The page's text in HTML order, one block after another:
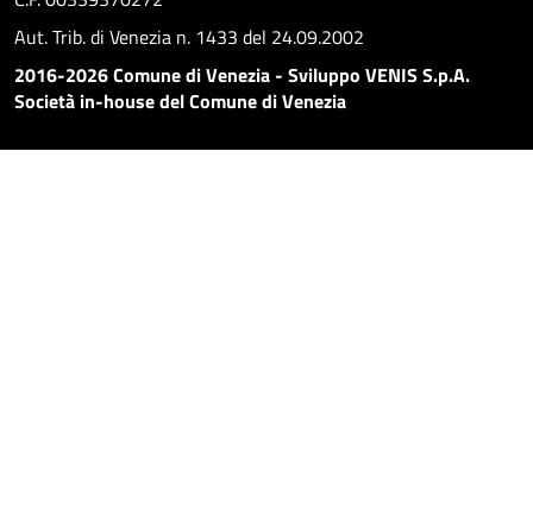
Aut. Trib. di Venezia n. 1433 del 24.09.2002
2016-2026 Comune di Venezia - Sviluppo VENIS S.p.A.
Società in-house del Comune di Venezia